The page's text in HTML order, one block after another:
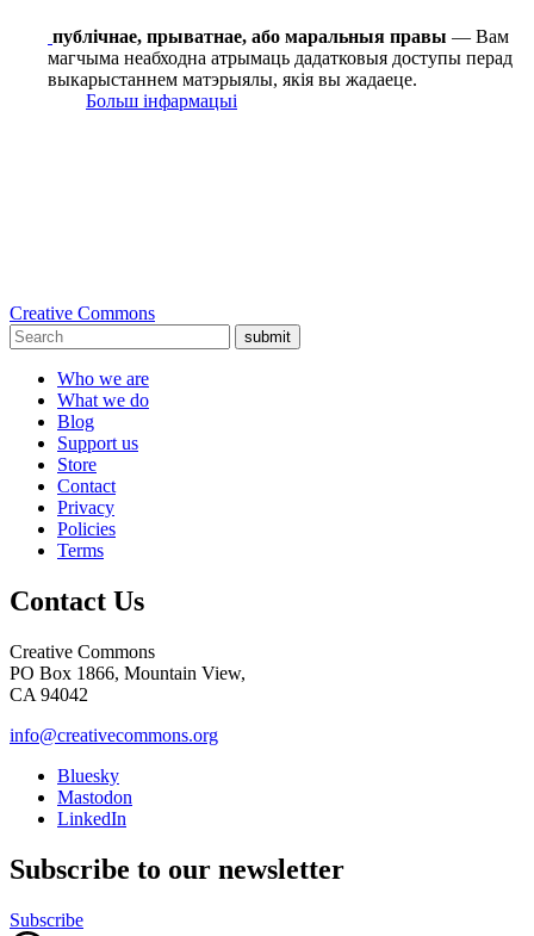
публічнае, прыватнае, або маральныя правы — Вам
магчыма неабходна атрымаць дадатковыя доступы перад
выкарыстаннем матэрыялы, якія вы жадаеце.
Больш інфармацыі
Creative Commons
submit
Who we are
What we do
Blog
Support us
Store
Contact
Privacy
Policies
Terms
Contact Us
Creative Commons
PO Box 1866, Mountain View,
CA 94042
info@creativecommons.org
Bluesky
Mastodon
LinkedIn
Subscribe to our newsletter
Subscribe